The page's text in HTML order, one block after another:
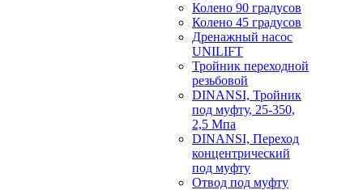
Колено 90 градусов
Колено 45 градусов
Дренажный насос
UNILIFT
Тройник переходной
резьбовой
DINANSI, Тройник
под муфту, 25-350,
2,5 Мпа
DINANSI, Переход
концентрический
под муфту
Отвод под муфту